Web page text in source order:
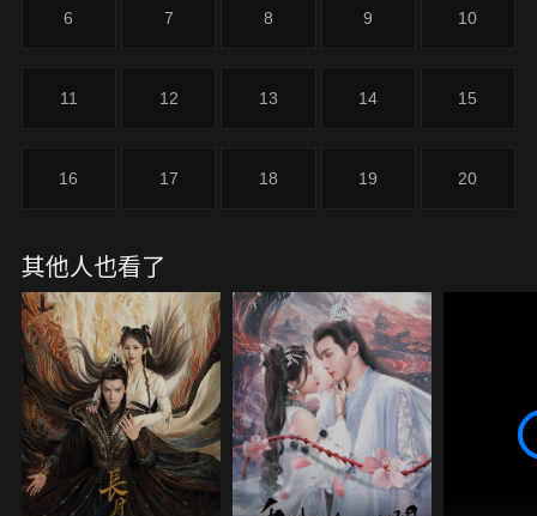
6 7 8 9 10
11 12 13 14 15
16 17 18 19 20
其他人也看了